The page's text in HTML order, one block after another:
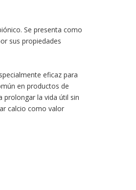
Se presenta como
sus propiedades
eficaz para
en productos de
prolongar la vida útil sin
calcio como valor